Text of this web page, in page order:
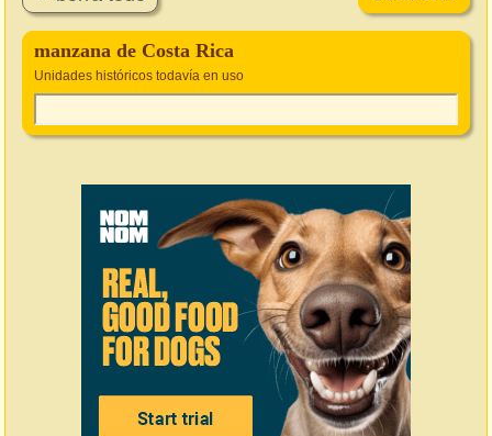
manzana de Costa Rica
Unidades históricos todavía en uso